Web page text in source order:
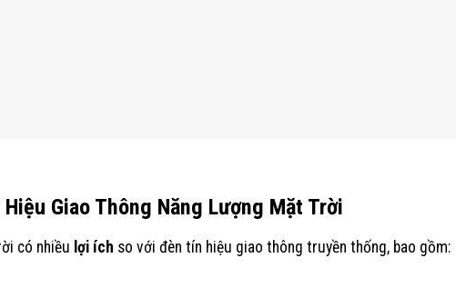
Giao Thông Năng Lượng Mặt Trời
có nhiều lợi ích so với đèn tín hiệu giao thông truyền thống, bao gồm: